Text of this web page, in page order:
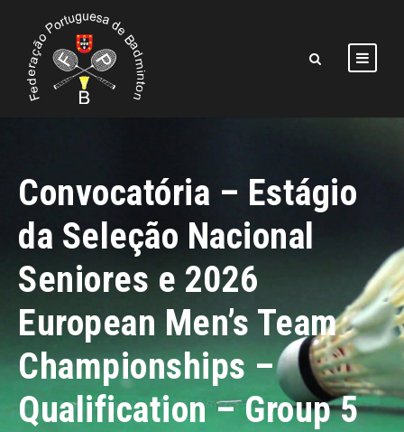
Convocatória – Estágio
da Seleção Nacional
Seniores e 2026
European Men’s Team
Championships –
Qualification – Group 5